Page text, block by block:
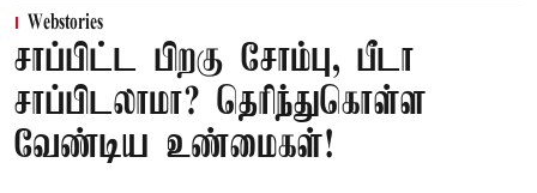
Webstories
சாப்பிட்ட பிறகு சோம்பு, பீடா
சாப்பிடலாமா? தெரிந்துகொள்ள
வேண்டிய உண்மைகள்!